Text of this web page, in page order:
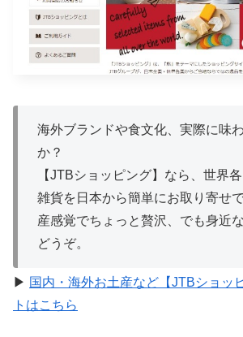
海外ブランドや食文化、実際に味
か？
【JTBショッピング】なら、世界
雑貨を日本から簡単にお取り寄せ
産感覚でちょっと贅沢、でも身近
どうぞ。
▶︎ 国内・海外お土産など【JTBショッ
トはこちら